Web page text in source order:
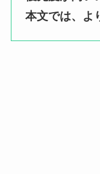
本文では、よ